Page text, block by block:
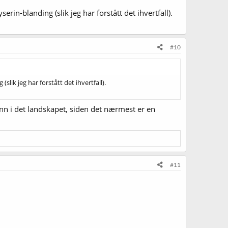
blanding (slik jeg har forstått det ihvertfall).
#10
(slik jeg har forstått det ihvertfall).
i det landskapet, siden det nærmest er en
#11